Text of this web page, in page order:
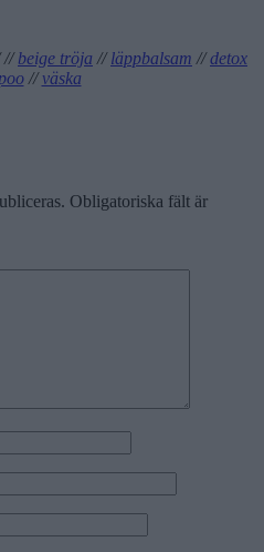
//beige tröja //läppbalsam //detox
//väska
Obligatoriska fält är